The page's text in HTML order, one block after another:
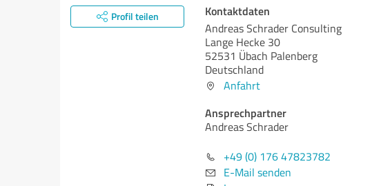
Profil teilen Kontaktdaten
Andreas Schrader Consulting
Lange Hecke 30
52531 Übach Palenberg
Deutschland
Anfahrt
Ansprechpartner
Andreas Schrader
+49 (0) 176 47823782
E-Mail senden